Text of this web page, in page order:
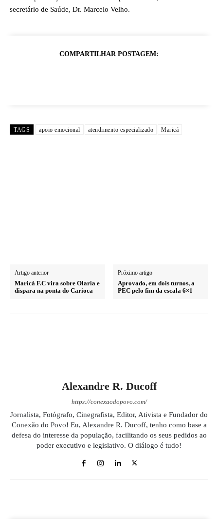
secretário de Saúde, Dr. Marcelo Velho.
COMPARTILHAR POSTAGEM:
TAGS apoio emocional atendimento especializado Maricá
Artigo anterior
Maricá F.C vira sobre Olaria e
dispara na ponta do Carioca
Próximo artigo
Aprovado, em dois turnos, a
PEC pelo fim da escala 6×1
Alexandre R. Ducoff
https://conexaodopovo.com/
Jornalista, Fotógrafo, Cinegrafista, Editor, Ativista e Fundador do
Conexão do Povo! Eu, Alexandre R. Ducoff, tenho como base a
defesa do interesse da população, facilitando os seus pedidos ao
poder executivo e legislativo. O diálogo é tudo!